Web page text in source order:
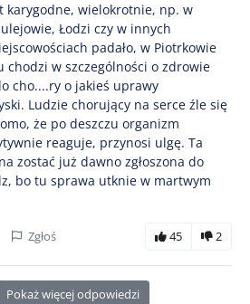
karygodne, wielokrotnie, np. w
Łodzi czy w innych
padało, w Piotrkowie
chodzi w szczególności o zdrowie
cho....ry o jakieś uprawy
Ludzie chorujący na serce źle się
że po deszczu organizm
reaguje, przynosi ulgę. Ta
zostać już dawno zgłoszona do
bo tu sprawa utknie w martwym
Zgłoś 45 2
Pokaż więcej odpowiedzi